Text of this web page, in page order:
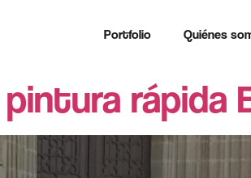
Portfolio Quiénes
rápida